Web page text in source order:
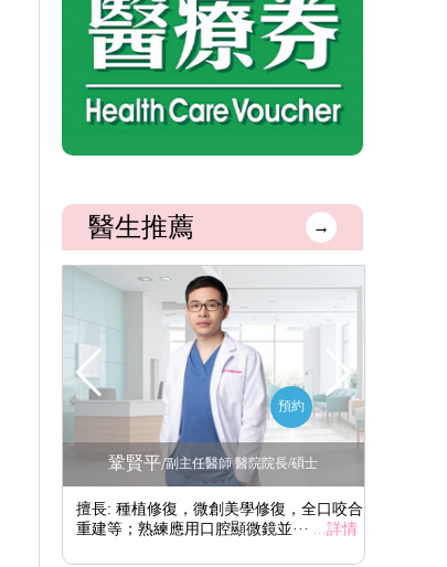
醫生推薦 →
鞏賢平/副主任醫師 醫院院長/碩士
預約
擅長: 種植修復，微創美學修復，全口咬合
重建等；熟練應用口腔顯微鏡並···
...詳情